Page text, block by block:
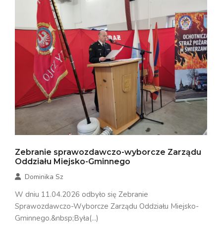
Zebranie sprawozdawczo-wyborcze Zarządu
Oddziału Miejsko-Gminnego
Dominika Sz
W dniu 11.04.2026 odbyło się Zebranie
Sprawozdawczo-Wyborcze Zarządu Oddziału Miejsko-
Gminnego.&nbsp;Była(...)